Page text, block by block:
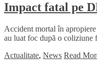
Impact fatal pe
Accident mortal în
au luat foc după o coliziune
Actualitate, News Read